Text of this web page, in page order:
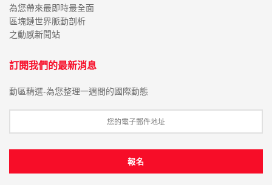
為您帶來最即時最全面
區塊鏈世界脈動剖析
之動感新聞站
訂閱我們的最新消息
動區精選-為您整理一週間的國際動態